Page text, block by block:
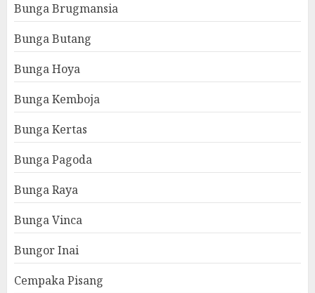
Bunga Brugmansia
Bunga Butang
Bunga Hoya
Bunga Kemboja
Bunga Kertas
Bunga Pagoda
Bunga Raya
Bunga Vinca
Bungor Inai
Cempaka Pisang